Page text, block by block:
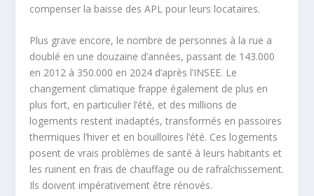
compenser la baisse des APL pour leurs locataires.
Plus grave encore, le nombre de personnes à la rue a
doublé en une douzaine d’années, passant de 143.000
en 2012 à 350.000 en 2024 d’après l’INSEE. Le
changement climatique frappe également de plus en
plus fort, en particulier l’été, et des millions de
logements restent inadaptés, transformés en passoires
thermiques l’hiver et en bouilloires l’été. Ces logements
posent de vrais problèmes de santé à leurs habitants et
les ruinent en frais de chauffage ou de rafraîchissement.
Ils doivent impérativement être rénovés.